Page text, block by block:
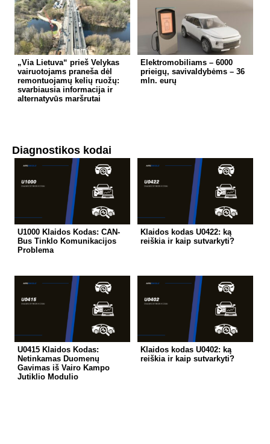
„Via Lietuva“ prieš Velykas
vairuotojams praneša dėl
remontuojamų kelių ruožų:
svarbiausia informacija ir
alternatyvūs maršrutai
Elektromobiliams – 6000
prieigų, savivaldybėms – 36
mln. eurų
Diagnostikos kodai
U1000 Klaidos Kodas: CAN-
Bus Tinklo Komunikacijos
Problema
Klaidos kodas U0422: ką
reiškia ir kaip sutvarkyti?
U0415 Klaidos Kodas:
Netinkamas Duomenų
Gavimas iš Vairo Kampo
Jutiklio Modulio
Klaidos kodas U0402: ką
reiškia ir kaip sutvarkyti?